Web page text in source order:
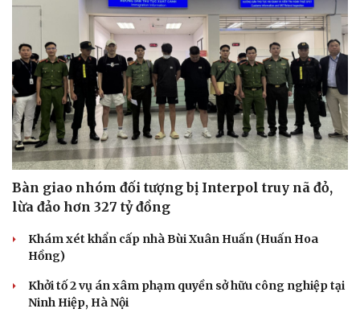
Bàn giao nhóm đối tượng bị Interpol truy nã đỏ,
lừa đảo hơn 327 tỷ đồng
Khám xét khẩn cấp nhà Bùi Xuân Huấn (Huấn Hoa
Hồng)
Khởi tố 2 vụ án xâm phạm quyền sở hữu công nghiệp tại
Ninh Hiệp, Hà Nội